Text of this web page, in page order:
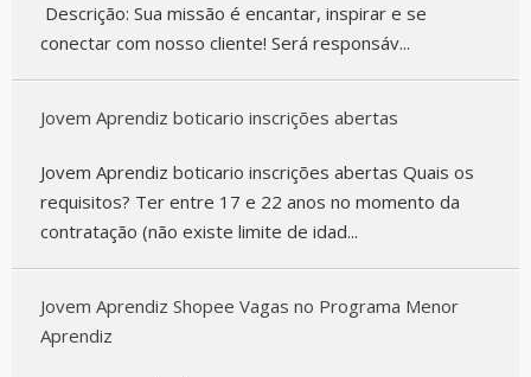
Descrição: Sua missão é encantar, inspirar e se
conectar com nosso cliente! Será responsáv...
Jovem Aprendiz boticario inscrições abertas
Jovem Aprendiz boticario inscrições abertas Quais os
requisitos? Ter entre 17 e 22 anos no momento da
contratação (não existe limite de idad...
Jovem Aprendiz Shopee Vagas no Programa Menor
Aprendiz